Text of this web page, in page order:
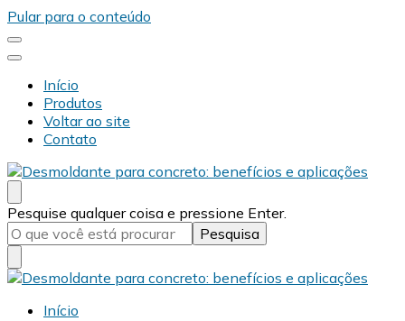
Pular para o conteúdo
Início
Produtos
Voltar ao site
Contato
Desmold
Blog Desmold
Procurando
algo?
Pesquise qualquer coisa e pressione Enter.
Desmold
Blog Desmold
Início